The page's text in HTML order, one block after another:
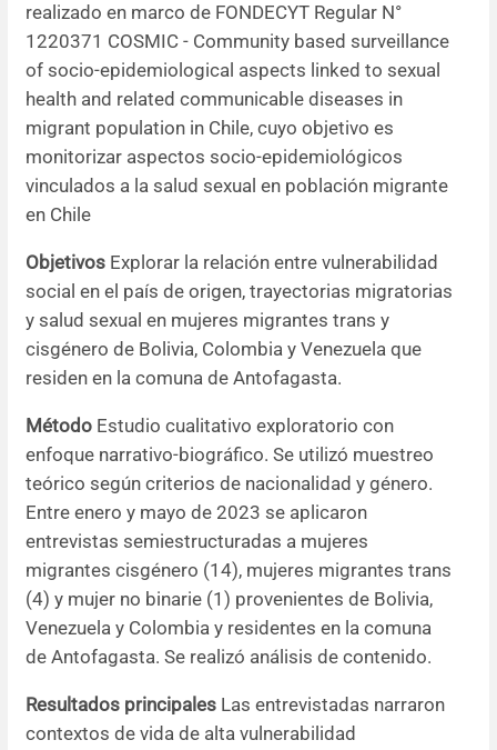
realizado en marco de FONDECYT Regular N°
1220371 COSMIC - Community based surveillance
of socio-epidemiological aspects linked to sexual
health and related communicable diseases in
migrant population in Chile, cuyo objetivo es
monitorizar aspectos socio-epidemiológicos
vinculados a la salud sexual en población migrante
en Chile
Objetivos Explorar la relación entre vulnerabilidad
social en el país de origen, trayectorias migratorias
y salud sexual en mujeres migrantes trans y
cisgénero de Bolivia, Colombia y Venezuela que
residen en la comuna de Antofagasta.
Método Estudio cualitativo exploratorio con
enfoque narrativo-biográfico. Se utilizó muestreo
teórico según criterios de nacionalidad y género.
Entre enero y mayo de 2023 se aplicaron
entrevistas semiestructuradas a mujeres
migrantes cisgénero (14), mujeres migrantes trans
(4) y mujer no binarie (1) provenientes de Bolivia,
Venezuela y Colombia y residentes en la comuna
de Antofagasta. Se realizó análisis de contenido.
Resultados principales Las entrevistadas narraron
contextos de vida de alta vulnerabilidad